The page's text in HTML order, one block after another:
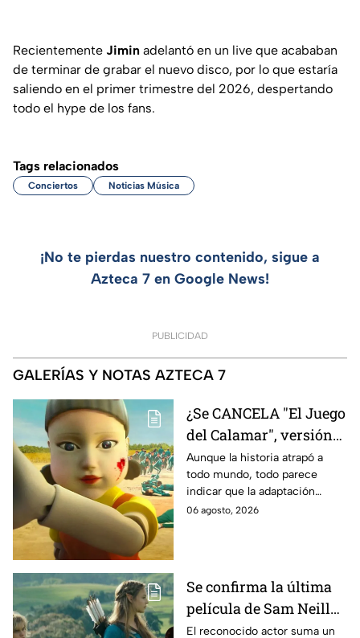
Recientemente Jimin adelantó en un live que acababan
de terminar de grabar el nuevo disco, por lo que estaría
saliendo en el primer trimestre del 2026, despertando
todo el hype de los fans.
Tags relacionados
Conciertos Noticias Música
¡No te pierdas nuestro contenido, sigue a
Azteca 7 en Google News!
PUBLICIDAD
GALERÍAS Y NOTAS AZTECA 7
¿Se CANCELA "El Juego
del Calamar", versión
Estados Unidos? Esto
es lo que se sabe al
momento
Aunque la historia atrapó a
todo mundo, todo parece
indicar que la adaptación
podría ser cancelada:
06 agosto, 2026
Se confirma la última
película de Sam Neill
antes de morir: esto es
El reconocido actor suma un